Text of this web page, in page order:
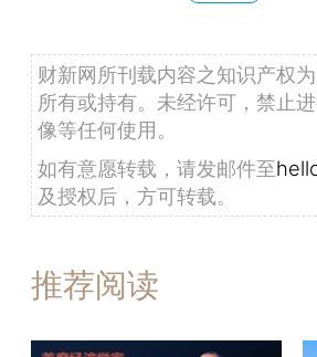
财新网所刊载内容之知识产权
所有或持有。未经许可，禁止
像等任何使用。
如有意愿转载，请发邮件至
及授权后，方可转载。
推荐阅读